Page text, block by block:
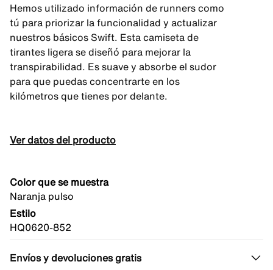
Hemos utilizado información de runners como
tú para priorizar la funcionalidad y actualizar
nuestros básicos Swift. Esta camiseta de
tirantes ligera se diseñó para mejorar la
transpirabilidad. Es suave y absorbe el sudor
para que puedas concentrarte en los
kilómetros que tienes por delante.
Ver datos del producto
Color que se muestra
Naranja pulso
Estilo
HQ0620-852
Envíos y devoluciones gratis